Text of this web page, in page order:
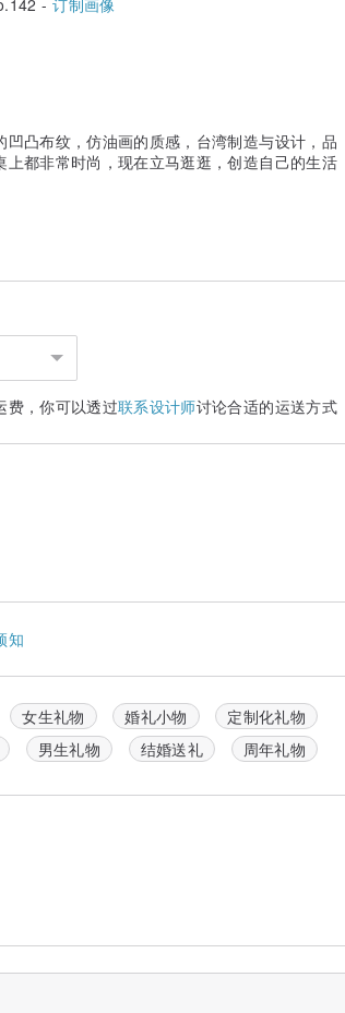
凸布纹，仿油画的质感，台湾制造与设计，品
上都非常时尚，现在立马逛逛，创造自己的生活
费，你可以透过联系设计师讨论合适的运送方式
知
女生礼物 婚礼小物
定制化礼物
男生礼物 结婚送礼 周年礼物